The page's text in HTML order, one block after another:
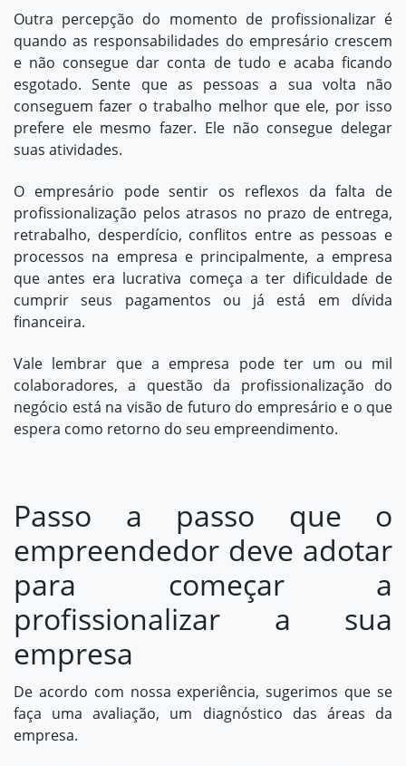
Outra percepção do momento de profissionalizar é
quando as responsabilidades do empresário crescem
e não consegue dar conta de tudo e acaba ficando
esgotado. Sente que as pessoas a sua volta não
conseguem fazer o trabalho melhor que ele, por isso
prefere ele mesmo fazer. Ele não consegue delegar
suas atividades.
O empresário pode sentir os reflexos da falta de
profissionalização pelos atrasos no prazo de entrega,
retrabalho, desperdício, conflitos entre as pessoas e
processos na empresa e principalmente, a empresa
que antes era lucrativa começa a ter dificuldade de
cumprir seus pagamentos ou já está em dívida
financeira.
Vale lembrar que a empresa pode ter um ou mil
colaboradores, a questão da profissionalização do
negócio está na visão de futuro do empresário e o que
espera como retorno do seu empreendimento.
Passo a passo que o
empreendedor deve adotar
para começar a
profissionalizar a sua
empresa
De acordo com nossa experiência, sugerimos que se
faça uma avaliação, um diagnóstico das áreas da
empresa.